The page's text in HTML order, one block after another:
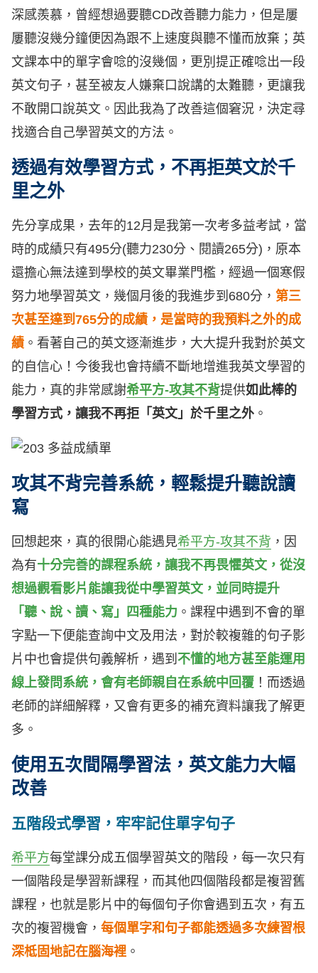
深感羨慕，曾經想過要聽CD改善聽力能力，但是屢
屢聽沒幾分鐘便因為跟不上速度與聽不懂而放棄；英
文課本中的單字會唸的沒幾個，更別提正確唸出一段
英文句子，甚至被友人嫌棄口說講的太難聽，更讓我
不敢開口說英文。因此我為了改善這個窘況，決定尋
找適合自己學習英文的方法。
透過有效學習方式，不再拒英文於千
里之外
先分享成果，去年的12月是我第一次考多益考試，當
時的成績只有495分(聽力230分、閱讀265分)，原本
還擔心無法達到學校的英文畢業門檻，經過一個寒假
努力地學習英文，幾個月後的我進步到680分， 第三
次甚至達到765分的成績，是當時的我預料之外的成
績 。看著自己的英文逐漸進步，大大提升我對於英文
的自信心！今後我也會持續不斷地增進我英文學習的
能力，真的非常感謝希平方-攻其不背提供如此棒的
學習方式，讓我不再拒「英文」於千里之外 。
攻其不背完善系統，輕鬆提升聽說讀
寫
回想起來，真的很開心能遇見希平方-攻其不背 ，因
為有十分完善的課程系統，讓我不再畏懼英文，從沒
想過觀看影片能讓我從中學習英文，並同時提升
「聽、說、讀、寫」四種能力 。課程中遇到不會的單
字點一下便能查詢中文及用法，對於較複雜的句子影
片中也會提供句義解析，遇到 不懂的地方甚至能運用
線上發問系統，會有老師親自在系統中回覆 ！而透過
老師的詳細解釋，又會有更多的補充資料讓我了解更
多。
使用五次間隔學習法，英文能力大幅
改善
五階段式學習，牢牢記住單字句子
希平方每堂課分成五個學習英文的階段，每一次只有
一個階段是學習新課程，而其他四個階段都是複習舊
課程，也就是影片中的每個句子你會遇到五次，有五
次的複習機會， 每個單字和句子都能透過多次練習根
深柢固地記在腦海裡 。